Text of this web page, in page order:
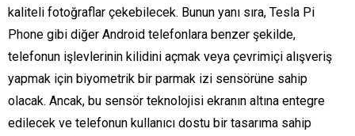
kaliteli fotoğraflar çekebilecek. Bunun yanı sıra, Tesla Pi
Phone gibi diğer Android telefonlara benzer şekilde,
telefonun işlevlerinin kilidini açmak veya çevrimiçi alışveriş
yapmak için biyometrik bir parmak izi sensörüne sahip
olacak. Ancak, bu sensör teknolojisi ekranın altına entegre
edilecek ve telefonun kullanıcı dostu bir tasarıma sahip